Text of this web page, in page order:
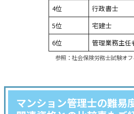
4位
行政書士
5位
宅建士
6位
管理業務主任
参照： 社会保険労務士試験オ
マンション管理士の難易